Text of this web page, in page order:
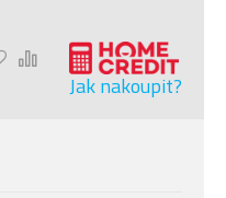
Jak nakoupit?